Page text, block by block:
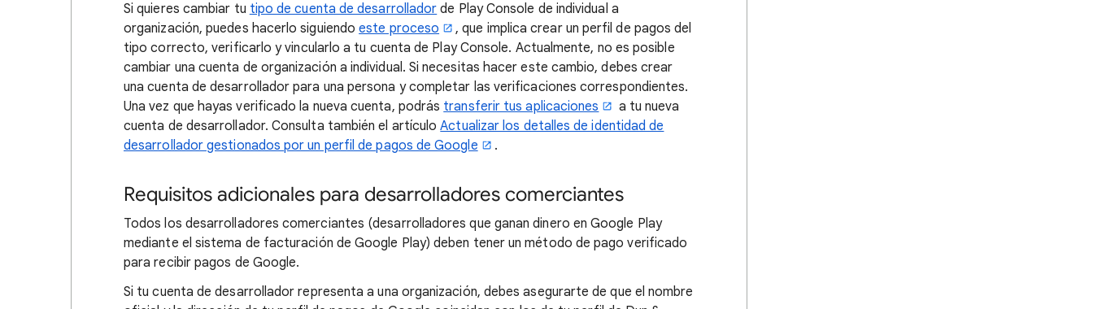
Si quieres cambiar tu tipo de cuenta de desarrollador de Play Console de individual a
organización, puedes hacerlo siguiendoeste proceso
, que implica crear un perfil de pagos del
tipo correcto, verificarlo y vincularlo a tu cuenta de Play Console. Actualmente, no es posible
cambiar una cuenta de organización a individual. Si necesitas hacer este cambio, debes crear
una cuenta de desarrollador para una persona y completar las verificaciones correspondientes.
Una vez que hayas verificado la nueva cuenta, podrás transferir tus aplicaciones
a tu nueva
cuenta de desarrollador. Consulta también el artículoActualizar los detalles de identidad de
desarrollador gestionados por un perfil de pagos de Google
.
Requisitos adicionales para desarrolladores comerciantes
Todos los desarrolladores comerciantes (desarrolladores que ganan dinero en Google Play
mediante el sistema de facturación de Google Play) deben tener un método de pago verificado
para recibir pagos de Google.
Si tu cuenta de desarrollador representa a una organización, debes asegurarte de que el nombre